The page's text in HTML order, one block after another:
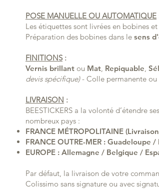
POSE MANUELLE OU AUTOMATIQUE
Les étiquettes sont livrées en bobines
Préparation des bobines dans le sens
FINITIONS :
Vernis brillant ou Mat, Repiquable,
devis spécifique)- Colle permanente ou
LIVRAISON :
BEESTICKERS a la volonté d’étendre
nombreux pays :
FRANCE MÉTROPOLITAINE
FRANCE OUTRE-MER :
EUROPE : Allemagne / Belgique /
Par défaut, la livraison de votre
Colissimo sans signature ou avec